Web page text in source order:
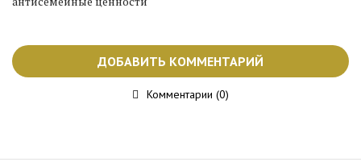
ДОБАВИТЬ КОММЕНТАРИЙ
Комментарии (0)